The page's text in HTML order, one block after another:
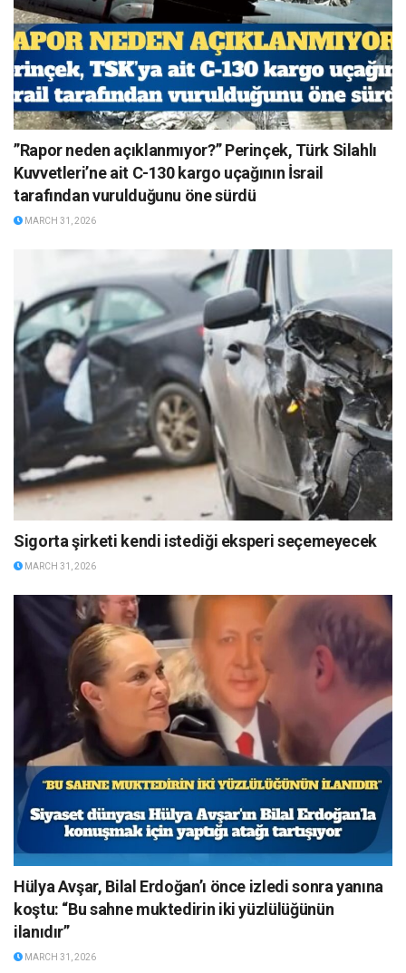
”Rapor neden açıklanmıyor?” Perinçek, Türk Silahlı
Kuvvetleri’ne ait C-130 kargo uçağının İsrail
tarafından vurulduğunu öne sürdü
MARCH 31, 2026
Sigorta şirketi kendi istediği eksperi seçemeyecek
MARCH 31, 2026
Hülya Avşar, Bilal Erdoğan’ı önce izledi sonra yanına
koştu: “Bu sahne muktedirin iki yüzlülüğünün
ilanıdır”
MARCH 31, 2026